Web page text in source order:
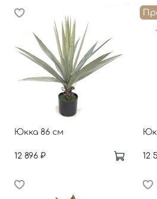
Юкка 86 см
12 896 ₽ 12